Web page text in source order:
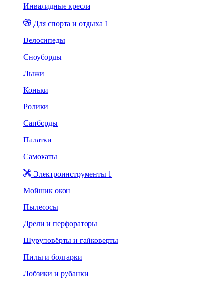
Инвалидные кресла
Для спорта и отдыха 1
Велосипеды
Сноуборды
Лыжи
Коньки
Ролики
Сапборды
Палатки
Самокаты
Электроинструменты 1
Мойщик окон
Пылесосы
Дрели и перфораторы
Шуруповёрты и гайковерты
Пилы и болгарки
Лобзики и рубанки